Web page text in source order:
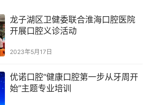
龙子湖区卫健委联合淮海口腔医院
开展口腔义诊活动
2023年5月17日
优诺口腔“健康口腔第一步从牙周开
始”主题专业培训